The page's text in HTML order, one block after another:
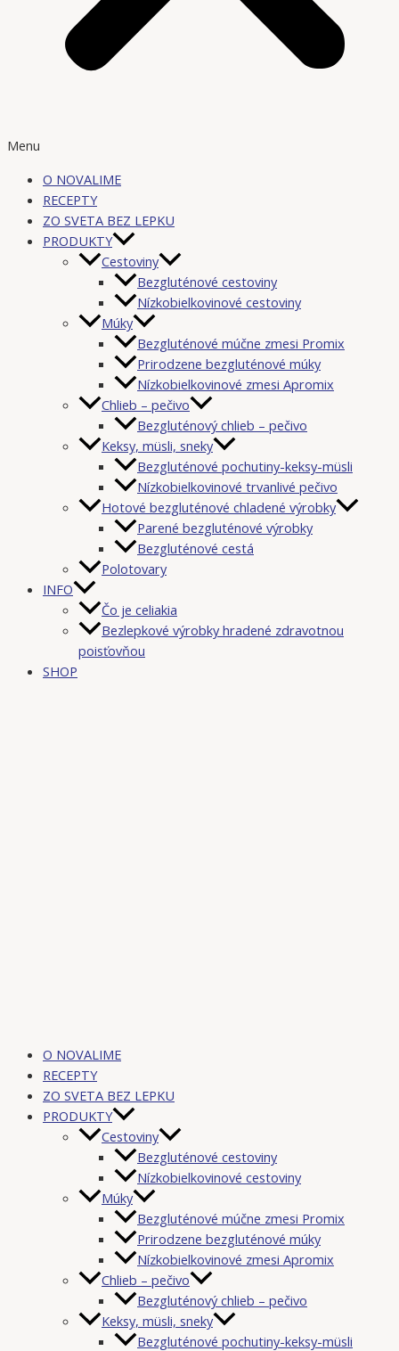
Menu
O NOVALIME
RECEPTY
ZO SVETA BEZ LEPKU
PRODUKTY
Cestoviny
Bezgluténové cestoviny
Nízkobielkovinové cestoviny
Múky
Bezgluténové múčne zmesi Promix
Prirodzene bezgluténové múky
Nízkobielkovinové zmesi Apromix
Chlieb – pečivo
Bezgluténový chlieb – pečivo
Keksy, müsli, sneky
Bezgluténové pochutiny-keksy-müsli
Nízkobielkovinové trvanlivé pečivo
Hotové bezgluténové chladené výrobky
Parené bezgluténové výrobky
Bezgluténové cestá
Polotovary
INFO
Čo je celiakia
Bezlepkové výrobky hradené zdravotnou
poisťovňou
SHOP
O NOVALIME
RECEPTY
ZO SVETA BEZ LEPKU
PRODUKTY
Cestoviny
Bezgluténové cestoviny
Nízkobielkovinové cestoviny
Múky
Bezgluténové múčne zmesi Promix
Prirodzene bezgluténové múky
Nízkobielkovinové zmesi Apromix
Chlieb – pečivo
Bezgluténový chlieb – pečivo
Keksy, müsli, sneky
Bezgluténové pochutiny-keksy-müsli